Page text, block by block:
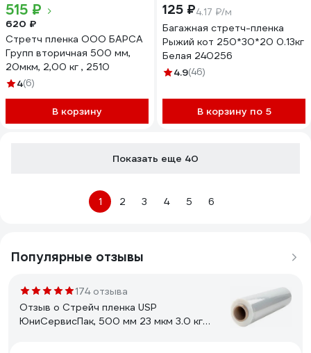
515 ₽
620 ₽
Стретч пленка ООО БАРСА
Групп вторичная 500 мм,
20мкм, 2,00 кг , 2510
4(6)
В корзину
125 ₽4.17 ₽/м
Багажная стретч-пленка
Рыжий кот 250*30*20 0.13кг
Белая 240256
4.9(46)
В корзину по 5
Показать еще 40
1 2 3 4 5 6
Популярные отзывы
174 отзыва
Отзыв о Стрейч пленка USP
ЮниСервисПак, 500 мм 23 мкм 3.0 кг